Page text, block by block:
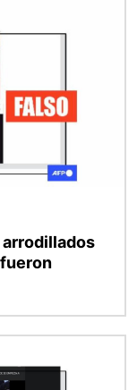
arrodillados